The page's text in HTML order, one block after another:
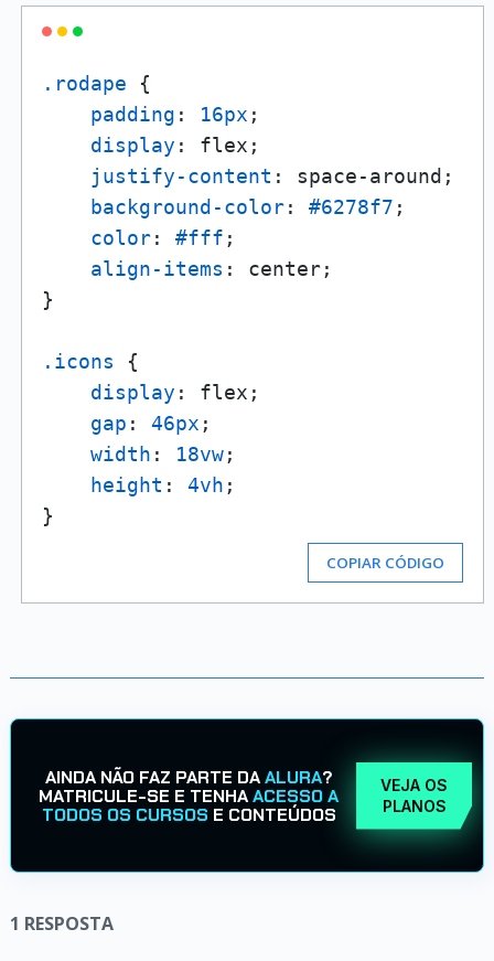
.rodape {
padding : 16px ;
display : flex;
justify-content : space-around;
background-color: #6278f7 ;
color: #fff ;
align-items : center;
}
.icons {
display : flex;
gap : 46px ;
width : 18vw;
height : 4vh ;
COPIAR CÓDIGO
AINDA NÃO FAZ PARTE DAALURA?
MATRICULE-SE E TENHAACESSO A
TODOS OS CURSOS E CONTEÚDOS
VEJA OS
PLANOS
1 RESPOSTA